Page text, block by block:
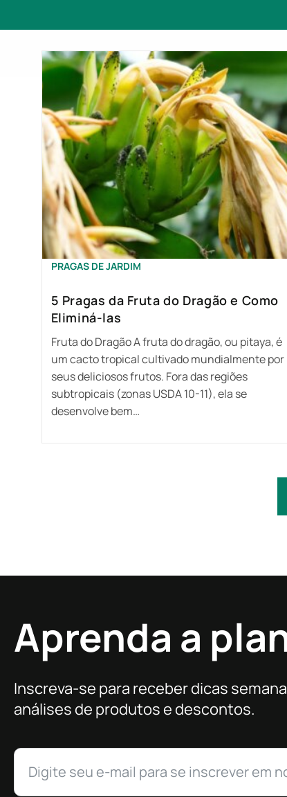
PRAGAS DE JARDIM
5 Pragas da Fruta do Dragão e Como
Eliminá-las
Fruta do Dragão A fruta do dragão, ou pitaya, é
um cacto tropical cultivado mundialmente por
seus deliciosos frutos. Fora das regiões
subtropicais (zonas USDA 10-11), ela se
desenvolve bem…
Aprenda a
Inscreva-se para receber dicas
análises de produtos e descontos.